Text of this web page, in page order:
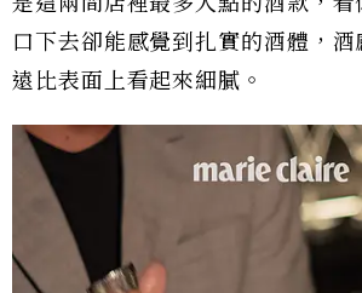
口下去卻能感覺到扎實的酒體，酒
遠比表面上看起來細膩。